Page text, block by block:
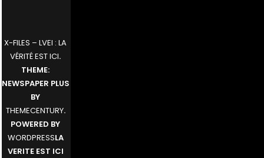
X-FILES – LVEI : LA
VÉRITÉ EST ICI.
THEME:
NEWSPAPER PLUS
BY
THEMECENTURY.
POWERED BY
WORDPRESSLA
VERITE EST ICI